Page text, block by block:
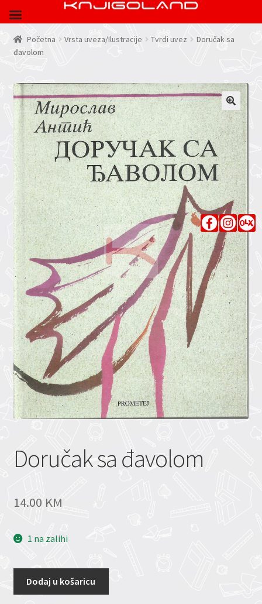
Početna Vrsta uveza/Ilustracije Tvrdi uvez
Doručak sa
đavolom
Doručak sa đavolom
14.00 KM
1 na zalihi
Dodaj u košaricu